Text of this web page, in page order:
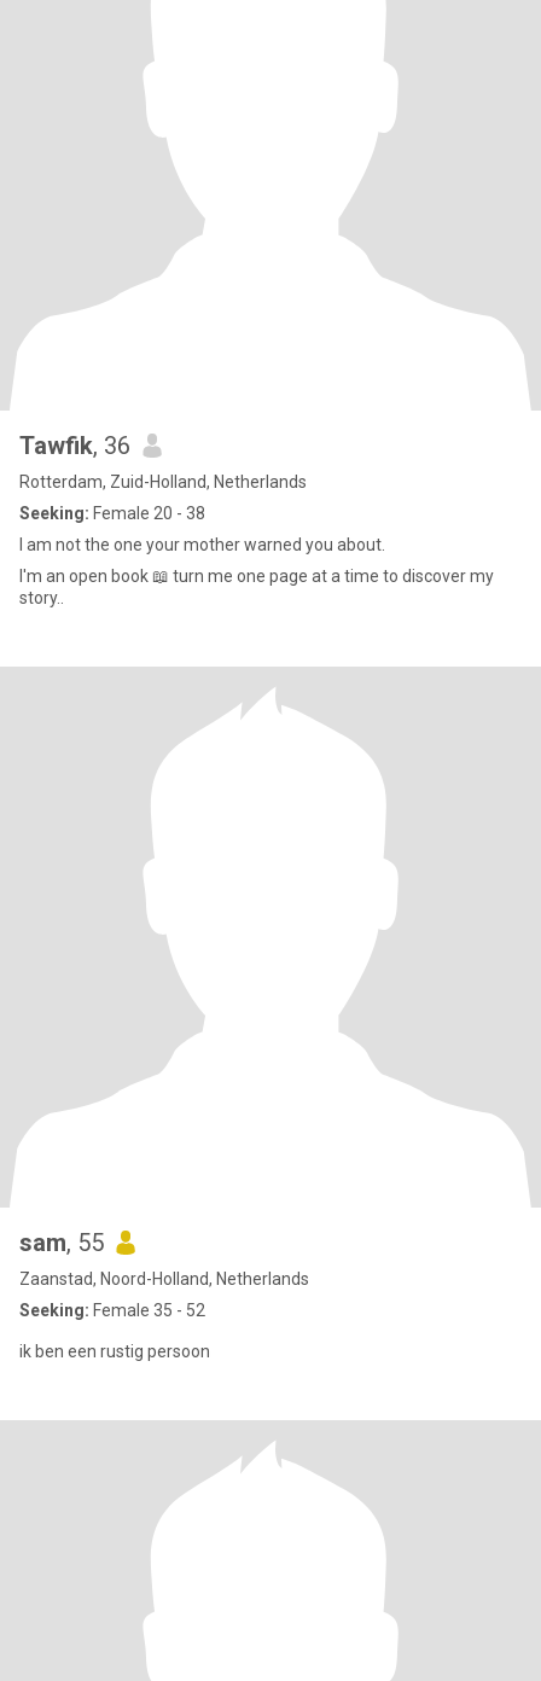
Tawfik, 36
Rotterdam, Zuid-Holland, Netherlands
Seeking: Female 20 - 38
I am not the one your mother warned you about.
I'm an open book 📖 turn me one page at a time to discover my
story..
sam, 55
Zaanstad, Noord-Holland, Netherlands
Seeking: Female 35 - 52
ik ben een rustig persoon